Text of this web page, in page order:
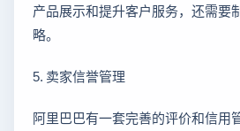
产品展示和提升客户服务，还需要
略。
5. 卖家信誉管理
阿里巴巴有一套完善的评价和信用